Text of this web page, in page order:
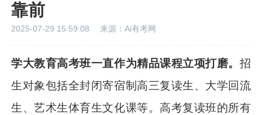
靠前
2025-07-29 15:59:08 来源：Ai有考网
学大教育高考班一直作为精品课程立项打磨。 招
生对象包括全封闭寄宿制高三复读生、大学回流
生、艺术生体育生文化课等。高考复读班的所有